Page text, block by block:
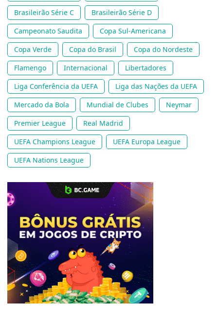
Brasileirão Série C
Brasileirão Série D
Campeonato Saudita
Copa Sul-Americana
Copa Verde
Copa do Brasil
Copa do Nordeste
Flamengo
Internacional
Libertadores
Liga Conferência da UEFA
Liga das Nações da UEFA
Mercado da Bola
Mundial de Clubes
Neymar
Premier League
Real Madrid
UEFA Champions League
UEFA Europa League
UEFA Nations League
Jogue com responsabilidade. 18+